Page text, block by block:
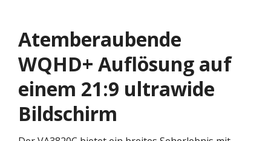
Atemberaubende
WQHD+ Auflösung auf
einem 21:9 ultrawide
Bildschirm